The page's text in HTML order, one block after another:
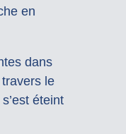
en
dans
le
éteint